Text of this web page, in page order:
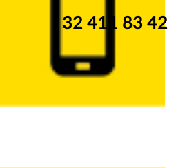
32 411 83 42